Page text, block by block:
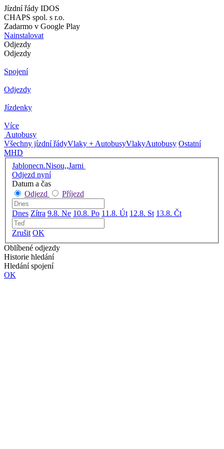
Jízdní řády IDOS
CHAPS spol. s r.o.
Zadarmo v Google Play
Nainstalovat
Odjezdy
Odjezdy
Spojení
Odjezdy
Jízdenky
Více
Autobusy
Všechny jízdní řádyVlaky + AutobusyVlakyAutobusy Ostatní
MHD
Jablonecn.Nisou,,Jarni
Odjezd nyní
Datum a čas
Odjezd
Příjezd
Dnes Zítra 9.8. Ne 10.8. Po 11.8. Út 12.8. St 13.8. Čt
Zrušit OK
Oblíbené odjezdy
Historie hledání
Hledání spojení
OK